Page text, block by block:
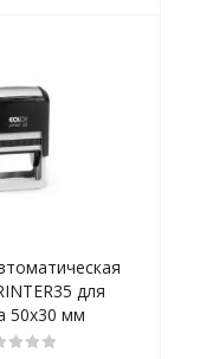
для
50х30 мм